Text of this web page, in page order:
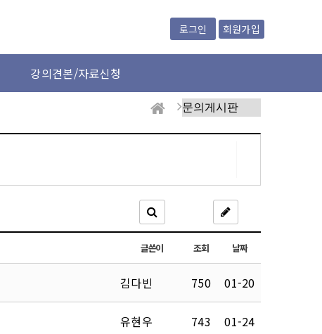
로그인 회원가입
강의견본/자료신청
글쓴이 조회 날짜
김다빈 750 01-20
유현우 743 01-24